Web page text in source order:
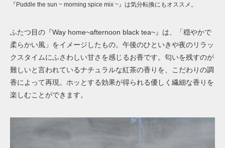
『Puddle the sun ~ morning spice mix ~』は気分転換にもオススメ。
ふたつ目の『Way home~afternoon black tea~』は、「穏やかで
柔らかい風」をイメージしたもの。午後のひといきや夜のリラッ
クスタイムにふさわしい甘さを感じるお香です。匂いを残すのが
難しいと言われているナチュラルな紅茶の香りを、こだわりの調
香によって再現。ホッとする効果が得られる優しく繊細な香りを
楽しむことができます。